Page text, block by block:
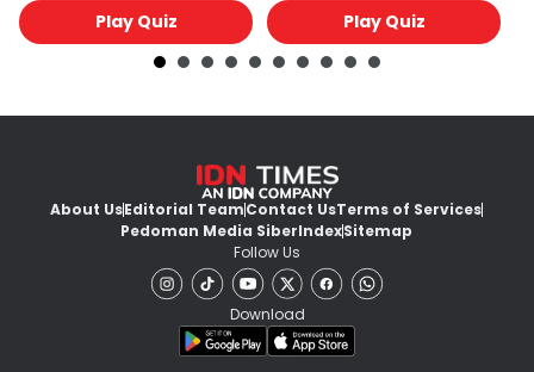
Play Quiz Play Quiz
About UsEditorial TeamContact UsTerms of Services
Pedoman Media SiberIndexSitemap
Follow Us
Download